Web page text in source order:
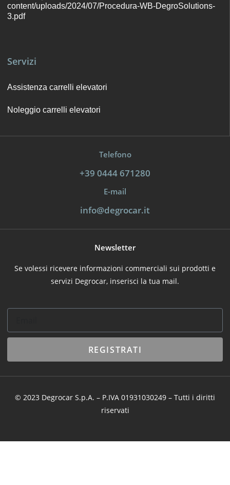
content/uploads/2024/07/Procedura-WB-DegroSolutions-
3.pdf
Servizi
Assistenza carrelli elevatori
Noleggio carrelli elevatori
Telefono
+39 0444 671280
E-mail
info@degrocar.it
Newsletter
Se volessi ricevere informazioni commerciali sui prodotti e
servizi Degrocar, inserisci la tua mail.
REGISTRATI
© 2023 Degrocar S.p.A. – P.IVA 01931030249 – Tutti i diritti
riservati